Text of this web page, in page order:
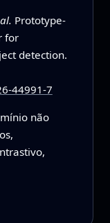
Prototype-
for
detection.
44991-7
não